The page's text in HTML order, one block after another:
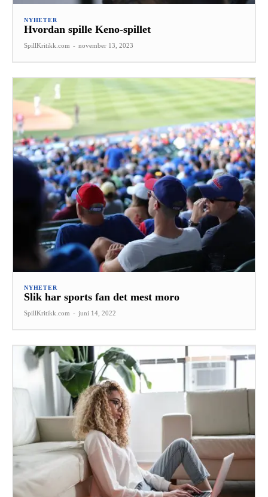
NYHETER
Hvordan spille Keno-spillet
SpillKritikk.com - november 13, 2023
NYHETER
Slik har sports fan det mest moro
SpillKritikk.com - juni 14, 2022